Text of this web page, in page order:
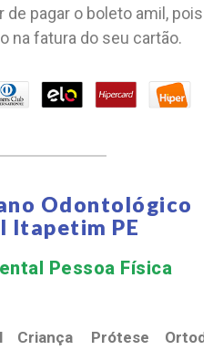
pagar o boleto amil, pois
na fatura do seu cartão.
Odontológico
Itapetim PE
Pessoa Física​
Criança Prótese